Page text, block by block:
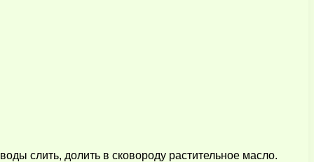
слить, долить в сковороду растительное масло.